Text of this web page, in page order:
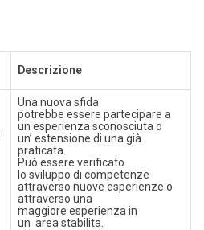
Descrizione
Una nuova sfida
potrebbe essere partecipare a
un esperienza sconosciuta o
un’ estensione di una già
praticata.
Può essere verificato
lo sviluppo di competenze
attraverso nuove esperienze o
attraverso una
maggiore esperienza in
un area stabilita.